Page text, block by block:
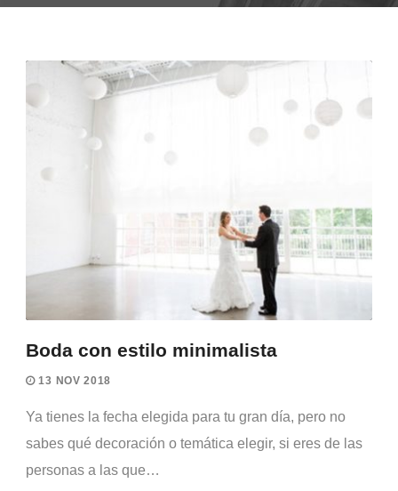
Boda con estilo minimalista
13 NOV 2018
Ya tienes la fecha elegida para tu gran día, pero no
sabes qué decoración o temática elegir, si eres de las
personas a las que…